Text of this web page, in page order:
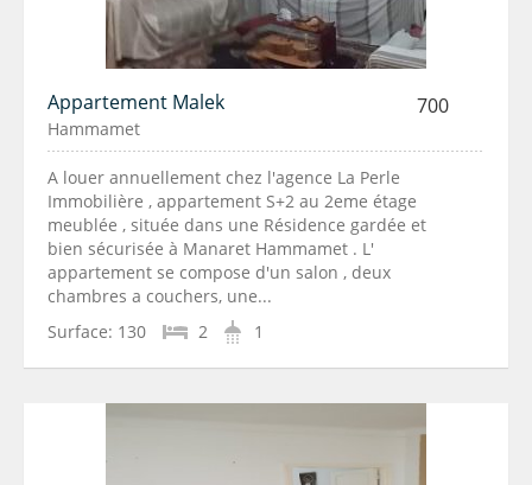
Appartement Malek 700
Hammamet
A louer annuellement chez l'agence La Perle
Immobilière , appartement S+2 au 2eme étage
meublée , située dans une Résidence gardée et
bien sécurisée à Manaret Hammamet . L'
appartement se compose d'un salon , deux
chambres a couchers, une...
Surface: 130 2 1